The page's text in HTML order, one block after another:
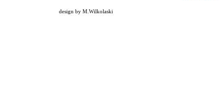
design by M.Wilkolaski